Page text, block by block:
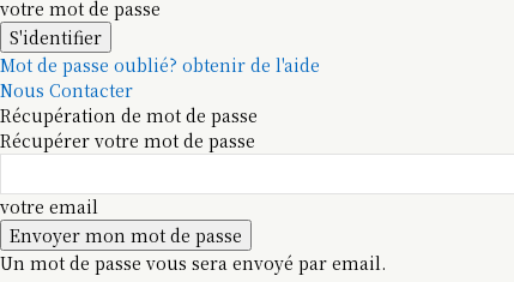
votre mot de passe
Mot de passe oublié? obtenir de l'aide
Nous Contacter
Récupération de mot de passe
Récupérer votre mot de passe
votre email
Un mot de passe vous sera envoyé par email.